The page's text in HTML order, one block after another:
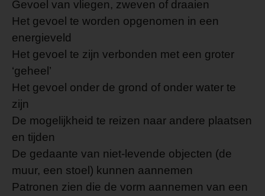
Gevoel van vliegen, zweven of draaien
Het gevoel te worden opgenomen in een
energieveld
Het gevoel te zijn verbonden met een groter
‘geheel’
Het gevoel onder de grond of onder water te
zijn
De mogelijkheid te reizen naar andere plaatsen
en tijden
De gedaante van niet-levende objecten (de
muur, een stoel) kunnen aannemen
Patronen zien die de vorm aannemen van een